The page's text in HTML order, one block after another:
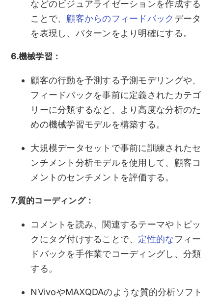
などのビジュアライゼーションを作成する
ことで、 顧客からのフィードバック データ
を表現し、パターンをより明確にする。
6.機械学習：
顧客の行動を予測する予測モデリングや、
フィードバックを事前に定義されたカテゴ
リーに分類するなど、より高度な分析のた
めの機械学習モデルを構築する。
大規模データセットで事前に訓練されたセ
ンチメント分析モデルを使用して、顧客コ
メントのセンチメントを評価する。
7.質的コーディング：
コメントを読み、関連するテーマやトピッ
クにタグ付けすることで、 定性的なフィー
ドバックを手作業でコーディングし、分類
する。
NVivoやMAXQDAのような質的分析ソフト